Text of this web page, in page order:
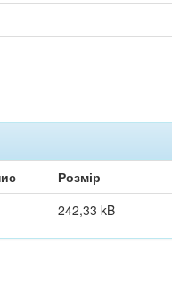
Розмір
242,33 kB